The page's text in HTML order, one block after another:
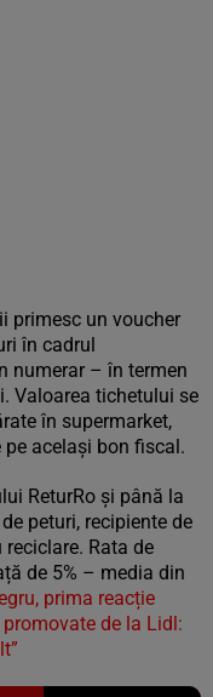
primesc un voucher
în cadrul
numerar – în termen
Valoarea tichetului se
în supermarket,
același bon fiscal.
ReturRo și până la
peturi, recipiente de
Rata de
de 5% – media din
prima reacție
de la Lidl: